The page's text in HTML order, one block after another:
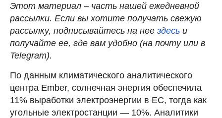
Этот материал – часть нашей ежедневной
рассылки. Если вы хотите получать свежую
рассылку, подписывайтесь на нее здесь и
получайте ее, где вам удобно (на почту или в
Telegram).
По данным климатического аналитического
центра Ember, солнечная энергия обеспечила
11% выработки электроэнергии в ЕС, тогда как
угольные электростанции — 10%. Аналитики